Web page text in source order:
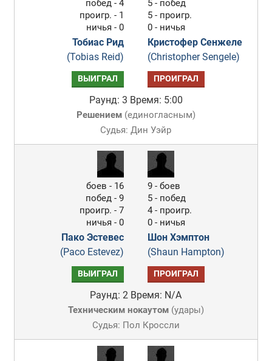
побед - 4
проигр. - 1
ничья - 0
Тобиас Рид
(Tobias Reid)
5 - побед
5 - проигр.
0 - ничья
Кристофер Сенжеле
(Christopher Sengele)
ВЫИГРАЛ ПРОИГРАЛ
Раунд: 3 Время: 5:00
Решением(единогласным)
Судья: Дин Уэйр
боев - 16
побед - 9
проигр. - 7
ничья - 0
Пако Эстевес
(Paco Estevez)
9 - боев
5 - побед
4 - проигр.
0 - ничья
Шон Хэмптон
(Shaun Hampton)
ВЫИГРАЛ ПРОИГРАЛ
Раунд: 2 Время: N/A
Техническим нокаутом(удары)
Судья: Пол Кроссли